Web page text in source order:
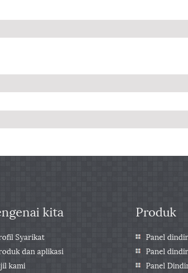
kita
Syarikat
dan aplikasi
kami
Produk
Panel
Panel
Panel